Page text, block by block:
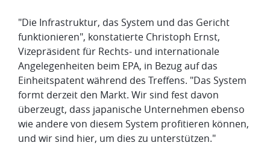
"Die Infrastruktur, das System und das Gericht
funktionieren", konstatierte Christoph Ernst,
Vizepräsident für Rechts- und internationale
Angelegenheiten beim EPA, in Bezug auf das
Einheitspatent während des Treffens. "Das System
formt derzeit den Markt. Wir sind fest davon
überzeugt, dass japanische Unternehmen ebenso
wie andere von diesem System profitieren können,
und wir sind hier, um dies zu unterstützen."